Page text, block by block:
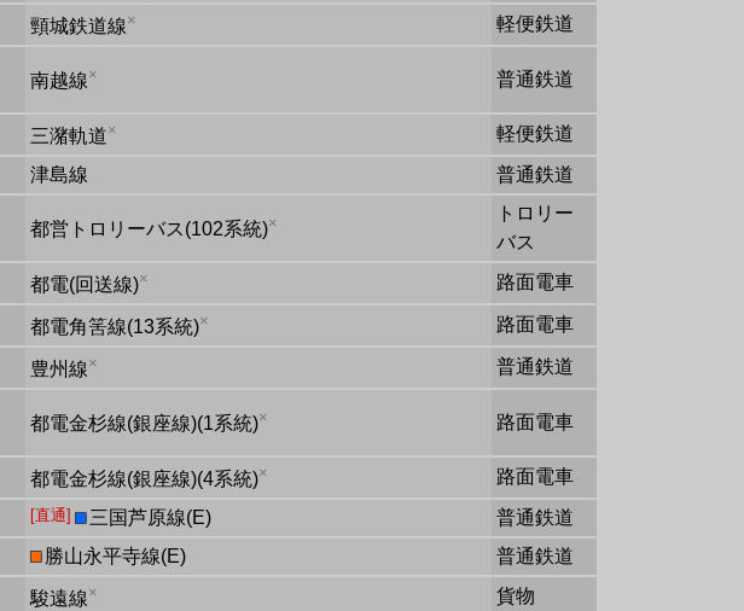
頸城鉄道線×
軽便鉄道
南越線× 普通鉄道
三潴軌道×
軽便鉄道
津島線 普通鉄道
都営トロリーバス(102系統)×
トロリー
バス
都電(回送線)× 路面電車
都電角筈線(13系統)× 路面電車
豊州線× 普通鉄道
都電金杉線(銀座線)(1系統)× 路面電車
都電金杉線(銀座線)(4系統)×
路面電車
[直通] ■三国芦原線(E)
普通鉄道
■勝山永平寺線(E)
普通鉄道
駿遠線× 貨物